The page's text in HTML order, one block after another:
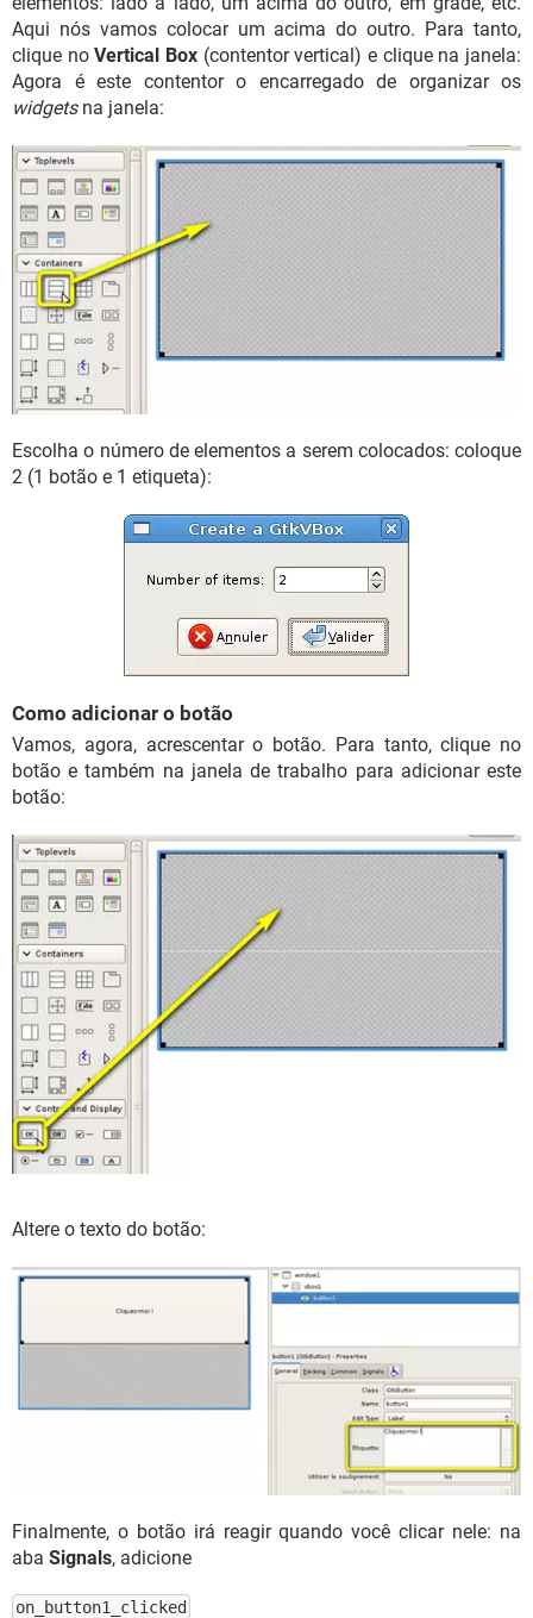
Aqui nós vamos colocar um acima do outro. Para tanto,
clique noVertical Box (contentor vertical) e clique na janela:
Agora é este contentor o encarregado de organizar os
widgetsna janela:
Escolha o número de elementos a serem colocados: coloque
2 (1 botão e 1 etiqueta):
Como adicionar o botão
Vamos, agora, acrescentar o botão. Para tanto, clique no
botão e também na janela de trabalho para adicionar este
botão:
Altere o texto do botão:
Finalmente, o botão irá reagir quando você clicar nele: na
aba Signals, adicione
on_button1_clicked